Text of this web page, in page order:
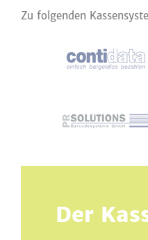
Zu folgenden
Der